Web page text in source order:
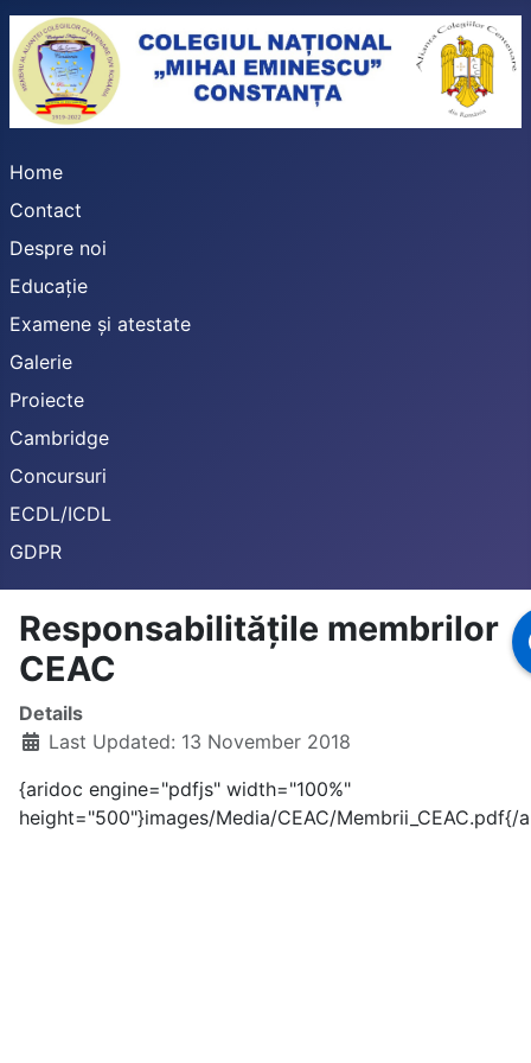
Home
Contact
Despre noi
Educație
Examene și atestate
Galerie
Proiecte
Cambridge
Concursuri
ECDL/ICDL
GDPR
Responsabilitățile membrilor
CEAC
Details
Last Updated: 13 November 2018
{aridoc engine="pdfjs" width="100%"
height="500"}images/Media/CEAC/Membrii_CEAC.pdf{/